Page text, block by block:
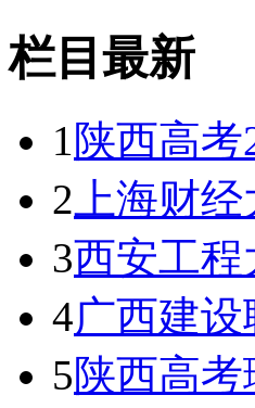
栏目最新
1陕西高
2 上海财
3西安工
4广西建
5陕西高